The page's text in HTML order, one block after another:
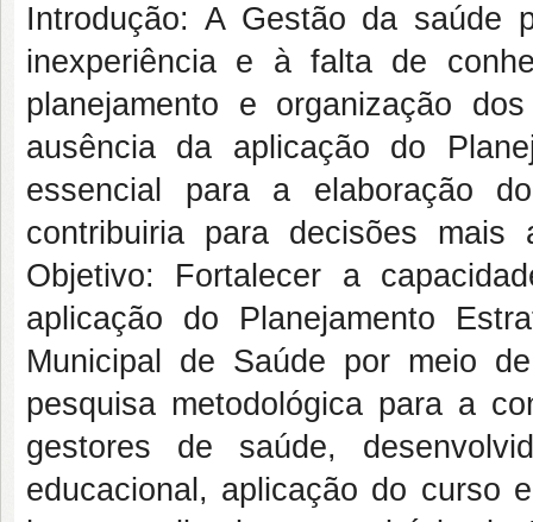
Introdução: A Gestão da saúde
inexperiência e à falta de
planejamento e organização
ausência da aplicação do
essencial para a elaboração
contribuiria para decisões
Objetivo: Fortalecer a
aplicação do Planejamento
Municipal de Saúde por meio
pesquisa metodológica para a
gestores de saúde,
educacional, aplicação do curso